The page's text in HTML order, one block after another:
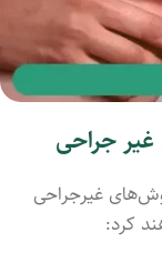
جراحی
غیرجراحی
کرد: